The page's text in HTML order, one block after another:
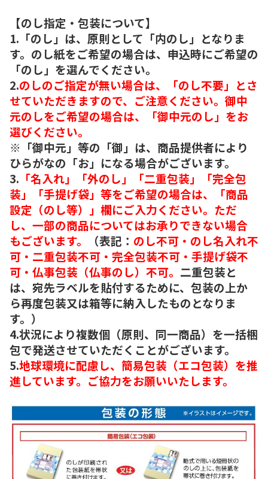
【のし指定・包装について】
1.「のし」は、原則として「内のし」となりま
す。のし紙をご希望の場合は、申込時にご希望の
「のし」を選んでください。
2.のしのご指定が無い場合は、「のし不要」とさ
せていただきますので、ご注意ください。御中
元のしをご希望の場合は、「御中元のし」をお
選びください。
※「御中元」等の「御」は、商品提供者により
ひらがなの「お」になる場合がございます。
3. 「名入れ」「外のし」「二重包装」「完全包
装」「手提げ袋」等をご希望の場合は、「商品
設定（のし等）」欄にご入力ください。ただ
し、一部の商品についてはお承りできない場合
もございます。
（表記： のし不可・のし名入れ不
可・二重包装不可・完全包装不可・手提げ袋不
可・仏事包装（仏事のし）不可。 二重包装と
は、宛先ラベルを貼付するために、包装の上か
ら再度包装又は箱等に納入したものとなりま
す。）
4.状況により複数個（原則、同一商品）を一括梱
包で発送させていただくことがございます。
5.地球環境に配慮し、簡易包装（エコ包装）を推
進しています。ご協力をお願いいたします。